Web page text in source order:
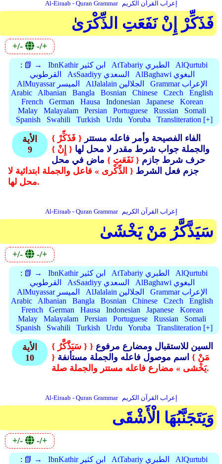
Al-Eiraab - Quran Grammar إعراب القرآن الكريم
فَذَكِّرْ إِنْ نَفَعَتِ الذِّكْرَىٰ
+/- -/+
: 📗 → IbnKathir ابن كثير AtTabariy الطبري
AlQurtubi
القرطوبي
AsSaadiyy السعدي
AlBaghawi البغوي
AlMuyassar الميسر
AlJalalain الجلالين
Grammar الإعراب
Arabic
Albanian Bangla Bosnian Chinese Czech
English
French
German Hausa Indonesian Japanese
Korean
Malay
Malayalam Persian Portuguese Russian
Somali
Spanish
Swahili Turkish Urdu Yoruba Transliteration [+]
الأية
9
{ فَذَكِّرْ }
والجملة جواب شرط مقدر لا محل لها { إِنْ }
حرف شرط جازم { نَفَعَتِ } ماض في محل
جزم فعل الشرط { الذِّكْرى » فاعل والجملة ابتدائية لا
محل لها.
Al-Eiraab - Quran Grammar إعراب القرآن الكريم
سَيَذَّكَّرُ مَنْ يَخْشَىٰ
+/- -/+
: 📗 → IbnKathir ابن كثير AtTabariy الطبري
AlQurtubi
القرطوبي
AsSaadiyy السعدي
AlBaghawi البغوي
AlMuyassar الميسر
AlJalalain الجلالين
Grammar الإعراب
Arabic
Albanian Bangla Bosnian Chinese Czech
English
French
German Hausa Indonesian Japanese
Korean
Malay
Malayalam Persian Portuguese Russian
Somali
Spanish
Swahili Turkish Urdu Yoruba Transliteration [+]
الأية
10
{ سَيَذَّكَّرُ } السين للاستقبال ومضارع مرفوع {
مَنْ } اسم موصول فاعله والجملة مستأنفة {
يَخْشى » مضارع فاعله مستتر والجملة صلة.
Al-Eiraab - Quran Grammar إعراب القرآن الكريم
وَيَتَجَنَّبُهَا الْأَشْقَى
+/- -/+
: 📗 → IbnKathir ابن كثير AtTabariy الطبري
AlQurtubi